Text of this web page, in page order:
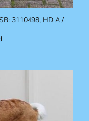
3110498, HD A /